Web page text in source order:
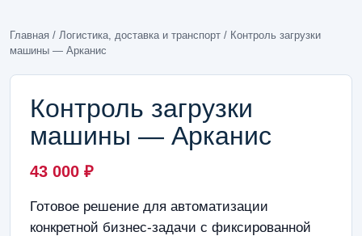
Главная / Логистика, доставка и транспорт / Контроль загрузки
машины — Арканис
Контроль загрузки
машины — Арканис
43 000 ₽
Готовое решение для автоматизации
конкретной бизнес-задачи с фиксированной